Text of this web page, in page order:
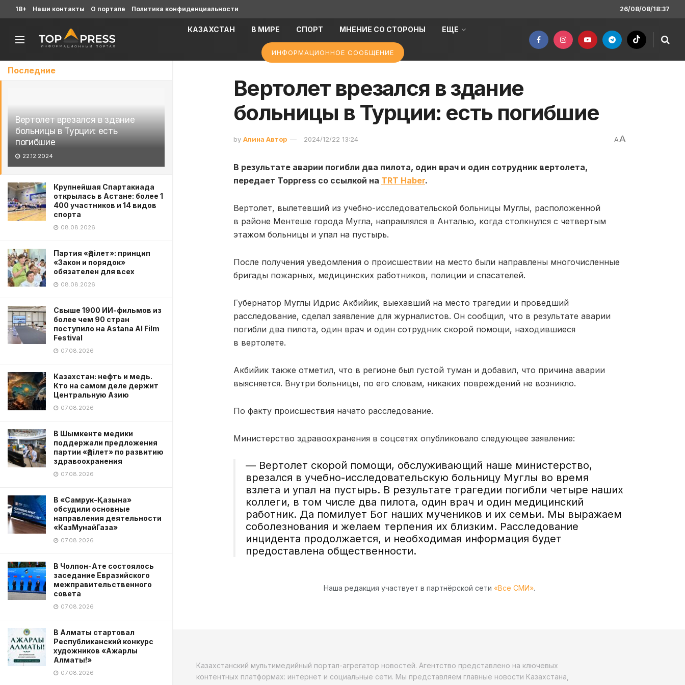
Последние
Вертолет врезался в здание
больницы в Турции: есть
погибшие
22.12.2024
Крупнейшая Спартакиада
открылась в Астане: более 1
400 участников и 14 видов
спорта
08.08.2026
Партия «Әділет»: принцип
«Закон и порядок»
обязателен для всех
08.08.2026
Свыше 1900 ИИ-фильмов из
более чем 90 стран
поступило на Astana AI Film
Festival
07.08.2026
Казахстан: нефть и медь.
Кто на самом деле держит
Центральную Азию
07.08.2026
В Шымкенте медики
поддержали предложения
партии «Әділет» по развитию
здравоохранения
07.08.2026
В «Самрук-Қазына»
обсудили основные
направления деятельности
«КазМунайГаза»
07.08.2026
В Чолпон-Ате состоялось
заседание Евразийского
межправительственного
совета
07.08.2026
В Алматы стартовал
Республиканский конкурс
художников «Ажарлы
Алматы!»
07.08.2026
18+ Наши контакты О портале Политика конфиденциальности 26/08/08/18:37
КАЗАХСТАН В МИРЕ СПОРТ МНЕНИЕ СО СТОРОНЫ ЕЩЕ
ИНФОРМАЦИОННОЕ СООБЩЕНИЕ
Вертолет врезался в здание
больницы в Турции: есть погибшие
by Алина Автор 2024/12/22 13:24 AA
В результате аварии погибли два пилота, один врач и один сотрудник вертолета,
передает Toppress со ссылкой на TRT Haber.
Вертолет, вылетевший из учебно-исследовательской больницы Муглы, расположенной
в районе Ментеше города Мугла, направлялся в Анталью, когда столкнулся с четвертым
этажом больницы и упал на пустырь.
После получения уведомления о происшествии на место были направлены многочисленные
бригады пожарных, медицинских работников, полиции и спасателей.
Губернатор Муглы Идрис Акбийик, выехавший на место трагедии и проведший
расследование, сделал заявление для журналистов. Он сообщил, что в результате аварии
погибли два пилота, один врач и один сотрудник скорой помощи, находившиеся
в вертолете.
Акбийик также отметил, что в регионе был густой туман и добавил, что причина аварии
выясняется. Внутри больницы, по его словам, никаких повреждений не возникло.
По факту происшествия начато расследование.
Министерство здравоохранения в соцсетях опубликовало следующее заявление:
— Вертолет скорой помощи, обслуживающий наше министерство,
врезался в учебно-исследовательскую больницу Муглы во время
взлета и упал на пустырь. В результате трагедии погибли четыре наших
коллеги, в том числе два пилота, один врач и один медицинский
работник. Да помилует Бог наших мучеников и их семьи. Мы выражаем
соболезнования и желаем терпения их близким. Расследование
инцидента продолжается, и необходимая информация будет
предоставлена общественности.
Наша редакция участвует в партнёрской сети «Все СМИ».
Казахстанский мультимедийный портал-агрегатор новостей. Агентство представлено на ключевых
контентных платформах: интернет и социальные сети. Мы представляем главные новости Казахстана,